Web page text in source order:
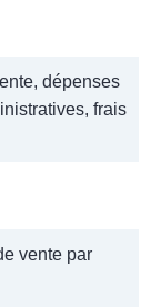
dépenses
frais
vente par